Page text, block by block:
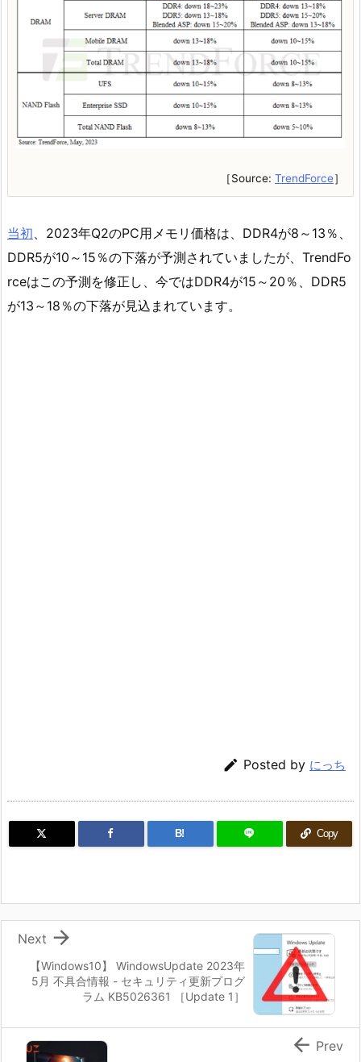
［Source: TrendForce］
当初、2023年Q2のPC用メモリ価格は、DDR4が8～13％、
DDR5が10～15％の下落が予測されていましたが、TrendFo
rceはこの予測を修正し、今ではDDR4が15～20％、DDR5
が13～18％の下落が見込まれています。
 Posted by にっち
B! Copy
【Windows10】 WindowsUpdate 2023年
5月 不具合情報 - セキュリティ更新プログ
ラム KB5026361 ［Update 1］

Next
 Prev